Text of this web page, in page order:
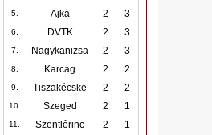
5. Ajka 2 3
6. DVTK 2 3
7. Nagykanizsa 2 3
8. Karcag 2 2
9. Tiszakécske 2 2
10. Szeged 2 1
11. Szentlőrinc 2 1